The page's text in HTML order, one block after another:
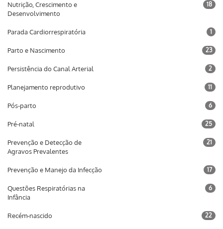
Nutrição, Crescimento e
Desenvolvimento
18
Parada Cardiorrespiratória 1
Parto e Nascimento 23
Persistência do Canal Arterial 2
Planejamento reprodutivo 11
Pós-parto 6
Pré-natal 25
Prevenção e Detecção de
Agravos Prevalentes
21
Prevenção e Manejo da Infecção 17
Questões Respiratórias na
Infância
6
Recém-nascido 22